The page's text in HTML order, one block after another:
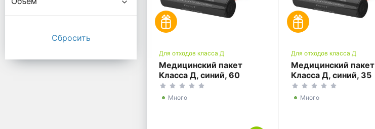
Для отходов класса Д
Медицинский пакет
Класса Д, синий, 60
литров, 700*800
Много
Для отходов класса Д
Медицинский пакет
Класса Д, синий, 35
литров, 500*600
Много